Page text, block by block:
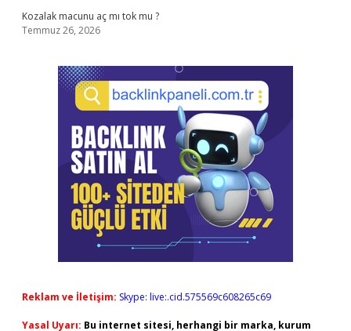
Kozalak macunu aç mı tok mu ?
Temmuz 26, 2026
Reklam ve İletişim: Skype: live:.cid.575569c608265c69
Yasal Uyarı: Bu internet sitesi, herhangi bir marka, kurum